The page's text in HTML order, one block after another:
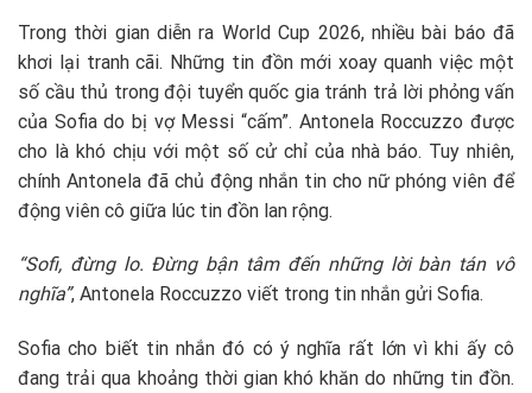
Trong thời gian diễn ra World Cup 2026, nhiều bài báo đã
khơi lại tranh cãi. Những tin đồn mới xoay quanh việc một
số cầu thủ trong đội tuyển quốc gia tránh trả lời phỏng vấn
của Sofia do bị vợ Messi “cấm”. Antonela Roccuzzo được
cho là khó chịu với một số cử chỉ của nhà báo. Tuy nhiên,
chính Antonela đã chủ động nhắn tin cho nữ phóng viên để
động viên cô giữa lúc tin đồn lan rộng.
“Sofi, đừng lo. Đừng bận tâm đến những lời bàn tán vô
nghĩa”, Antonela Roccuzzo viết trong tin nhắn gửi Sofia.
Sofia cho biết tin nhắn đó có ý nghĩa rất lớn vì khi ấy cô
đang trải qua khoảng thời gian khó khăn do những tin đồn.